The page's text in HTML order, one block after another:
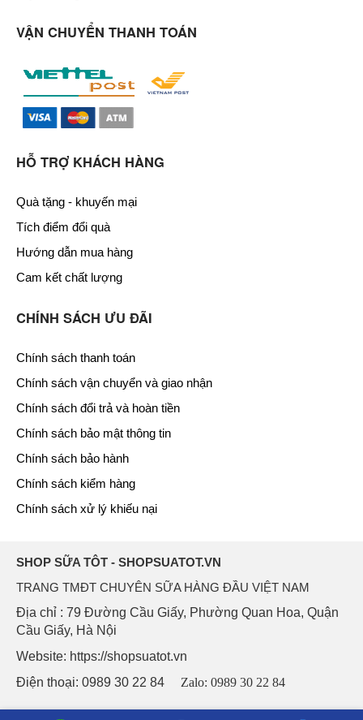
VẬN CHUYỂN THANH TOÁN
HỖ TRỢ KHÁCH HÀNG
Quà tặng - khuyến mại
Tích điểm đổi quà
Hướng dẫn mua hàng
Cam kết chất lượng
CHÍNH SÁCH ƯU ĐÃI
Chính sách thanh toán
Chính sách vận chuyển và giao nhận
Chính sách đổi trả và hoàn tiền
Chính sách bảo mật thông tin
Chính sách bảo hành
Chính sách kiểm hàng
Chính sách xử lý khiếu nại
SHOP SỮA TÔT - SHOPSUATOT.VN
TRANG TMĐT CHUYÊN SỮA HÀNG ĐẦU VIỆT NAM
Địa chỉ : 79 Đường Cầu Giấy, Phường Quan Hoa, Quận
Cầu Giấy, Hà Nội
Website: https://shopsuatot.vn
Điện thoại: 0989 30 22 84
Zalo: 0989 30 22 84